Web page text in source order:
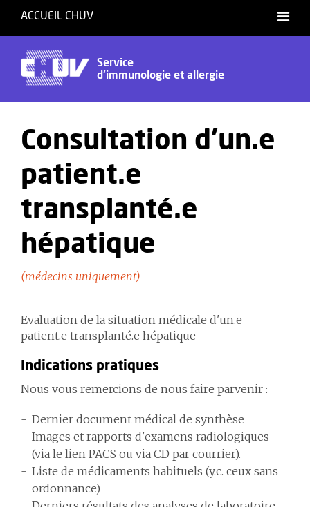
ACCUEIL CHUV
Service
d'immunologie et allergie
Consultation d'un.e
patient.e
transplanté.e
hépatique
(médecins uniquement)
Evaluation de la situation médicale d'un.e
patient.e transplanté.e hépatique
Indications pratiques
Nous vous remercions de nous faire parvenir :
Dernier document médical de synthèse
Images et rapports d'examens radiologiques
(via le lien PACS ou via CD par courrier).
Liste de médicaments habituels (y.c. ceux sans
ordonnance)